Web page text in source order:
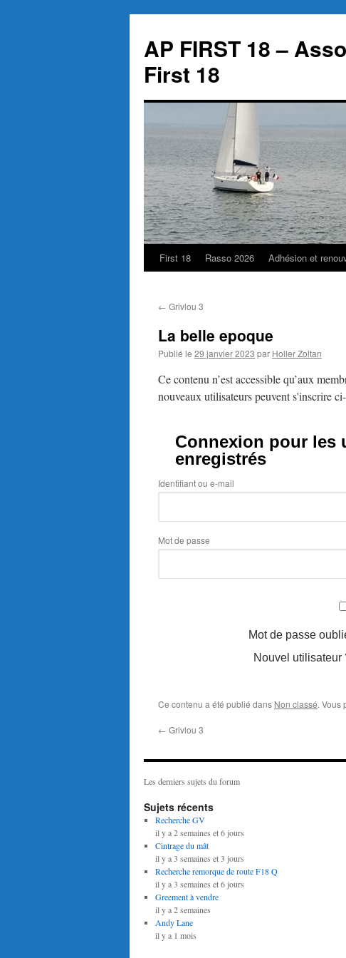
contenu
AP FIRST 18 –
First 18
First 18 Rasso 2026 Adhésion et
← Grivlou 3
La belle epoque
Publié le 29 janvier 2023 par Holler Zoltan
Ce contenu n’est accessible qu’aux
nouveaux utilisateurs peuvent s'inscrire
Connexion pour les
enregistrés
Identifiant ou e-mail
Mot de passe
Mot de passe
Nouvel utilisateur
Ce contenu a été publié dans Non classé. Vous
← Grivlou 3
Les derniers sujets du forum
Sujets récents
Recherche GV
il y a 2 semaines et 6 jours
Cintrage du mât
il y a 3 semaines et 3 jours
Recherche remorque de route F18 Q
il y a 3 semaines et 6 jours
Greement à vendre
il y a 2 semaines
Andy Lane
il y a 1 mois